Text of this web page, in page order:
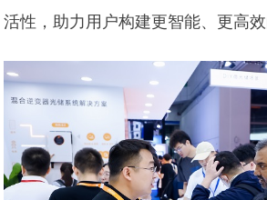
活性，助力用户构建更智能、更高效